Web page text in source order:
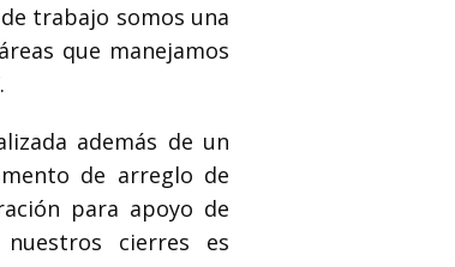
trabajo somos una
que manejamos
además de un
de arreglo de
para apoyo de
cierres es